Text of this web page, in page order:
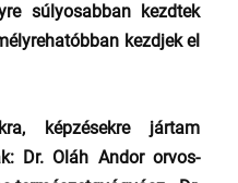
súlyosabban kezdtek
kezdjek el
képzésekre jártam
Dr. Oláh Andor orvos-